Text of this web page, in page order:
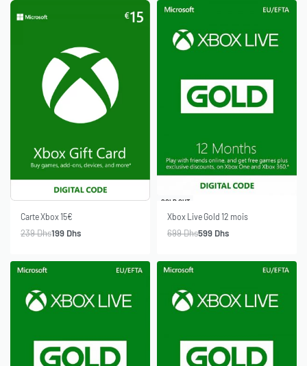
Carte Xbox 15€
239Dhs199 Dhs
-14% OFF
SOLD OUT
Xbox Live Gold 12 mois
699Dhs599 Dhs